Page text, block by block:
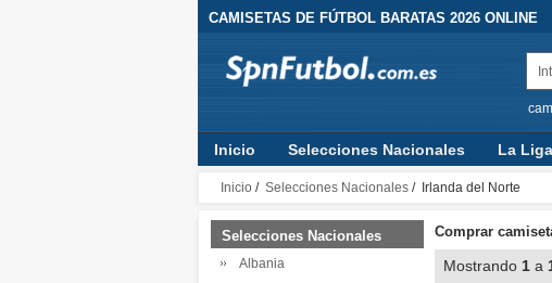
CAMISETAS DE FÚTBOL BARATAS 2026 ONLINE
Inicio Selecciones Nacionales La Liga
Inicio / Selecciones Nacionales / Irlanda del Norte
Selecciones Nacionales
Albania
Comprar
Mostrando 1 a